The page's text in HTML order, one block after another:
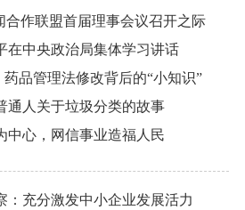
合作联盟首届理事会议召开之际
在中央政治局集体学习讲话
药品管理法修改背后的“小知识”
通人关于垃圾分类的故事
中心，网信事业造福人民
：充分激发中小企业发展活力